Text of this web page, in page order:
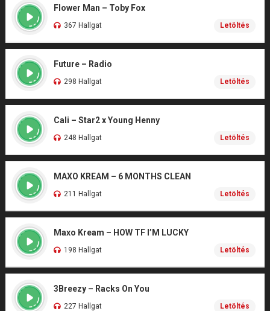
Flower Man – Toby Fox
367 Hallgat Letöltés
Future – Radio
298 Hallgat Letöltés
Cali – Star2 x Young Henny
248 Hallgat Letöltés
MAXO KREAM – 6 MONTHS CLEAN
211 Hallgat Letöltés
Maxo Kream – HOW TF I’M LUCKY
198 Hallgat Letöltés
3Breezy – Racks On You
227 Hallgat Letöltés